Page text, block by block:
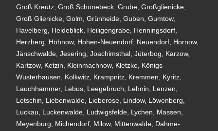
Groß Kreutz, Groß Schönebeck, Grube, Großglienicke,
Groß Glienicke, Golm, Grünheide, Guben, Gumtow,
Havelberg, Heideblick, Heiligengrabe, Henningsdorf,
Herzberg, Höhnow, Hohen-Neuendorf, Neuendorf, Hornow,
Jänschwalde, Jesering, Joachimsthal, Jüterbog, Karzow,
Kartzow, Ketzin, Kleinmachnow, Kletzke, Königs-
Wusterhausen, Kolkwitz, Krampnitz, Kremmen, Kyritz,
Lauchhammer, Lebus, Leegebruch, Lehnin, Lenzen,
Letschin, Liebenwalde, Lieberose, Lindow, Löwenberg,
Luckau, Luckenwalde, Ludwigsfelde, Lychen, Massen,
Meyenburg, Michendorf, Milow, Mittenwalde, Dahme-